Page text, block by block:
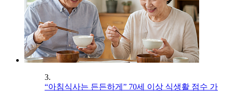
3.
“아침식사는 든든하게” 70세 이상 식생활 점수 가